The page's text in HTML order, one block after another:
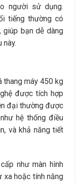
người sử dụng.
tiếng thường có
giúp bạn dễ dàng
này.
thang máy 450 kg
được tích hợp
đại thường được
hệ thống điều
và khả năng tiết
như màn hình
xa hoặc tính năng